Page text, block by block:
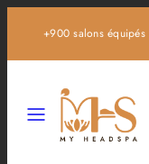
passer
contenu
+900 salons équipés
Menu